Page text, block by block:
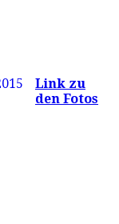
Link zu
den Fotos